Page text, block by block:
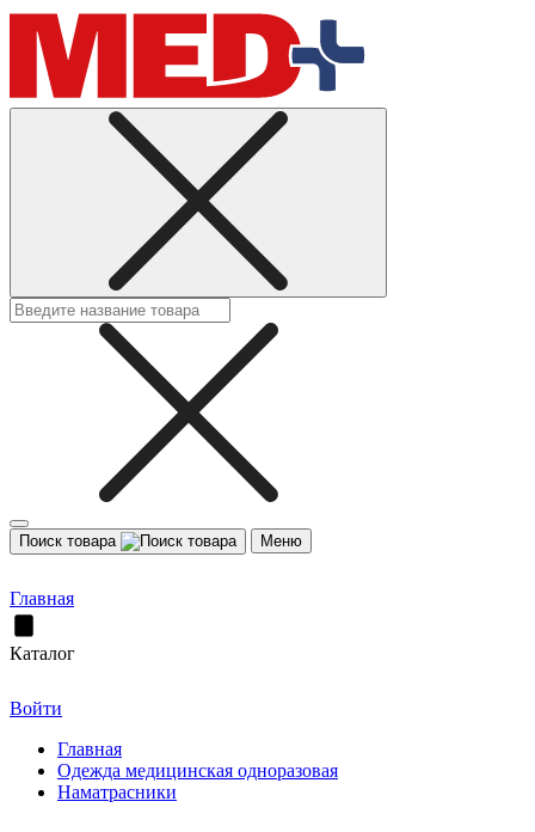
Поиск товара Меню
Главная
Каталог
Войти
Главная
Одежда медицинская одноразовая
Наматрасники